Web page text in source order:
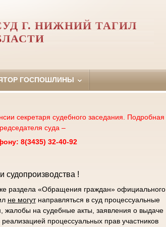
Г. НИЖНИЙ ТАГИЛ
ГОСПОШЛИНЫ
секретаря судебного заседания. Подробная
суда –
8(3435) 32-40-92
судопроизводства !
раздела «Обращения граждан» официального
не могутнаправляться в суд процессуальные
жалобы на судебные акты, заявления о выдаче
процессуальных прав участников